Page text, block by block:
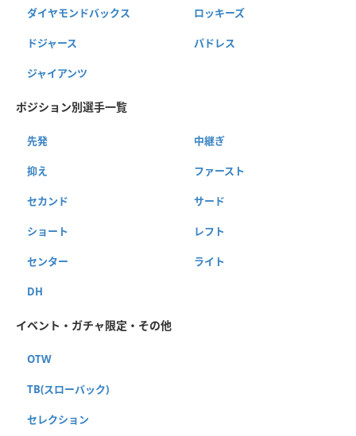
ダイヤモンドバックス ロッキーズ
ドジャース パドレス
ジャイアンツ
ポジション別選手一覧
先発 中継ぎ
抑え ファースト
セカンド サード
ショート レフト
センター ライト
DH
イベント・ガチャ限定・その他
OTW
TB(スローバック)
セレクション